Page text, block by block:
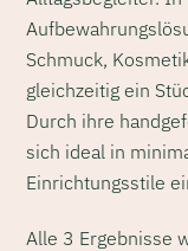
Schmuck,
gleichzeitig ein
Durch ihre
sich ideal in
Einrichtungsstile
Alle 3 Ergebnisse